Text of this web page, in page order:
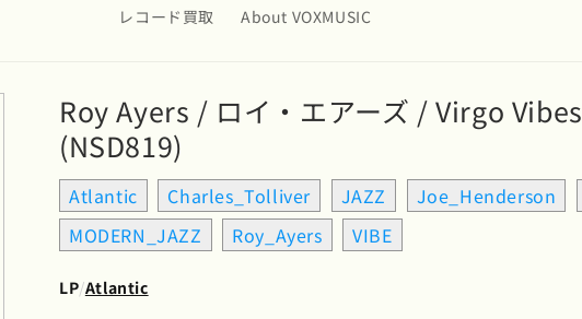
レコード買取 About VOXMUSIC
Roy Ayers / ロイ・エアーズ / Virgo Vibes
(NSD819)
Atlantic Charles_Tolliver JAZZ Joe_Henderson
MODERN_JAZZ
Roy_Ayers VIBE
LP/Atlantic